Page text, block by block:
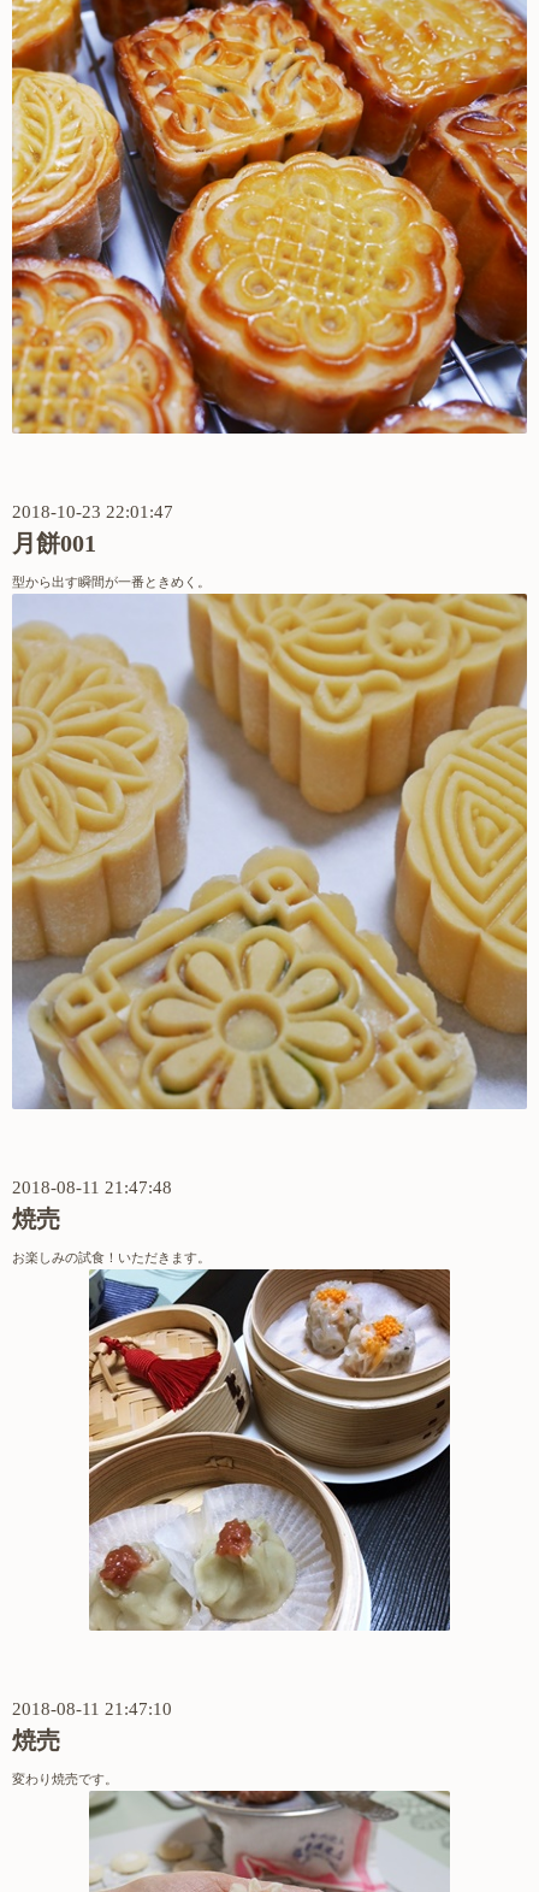
2018-10-23 22:01:47
月餅001
型から出す瞬間が一番ときめく。
2018-08-11 21:47:48
焼売
お楽しみの試食！いただきます。
2018-08-11 21:47:10
焼売
変わり焼売です。